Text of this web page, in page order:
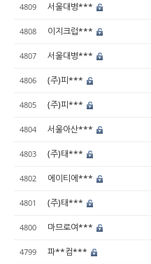
4809 서울대병***
4808 이지크럽***
4807 서울대병***
4806 (주)피***
4805 (주)피***
4804 서울아산***
4803 (주)태***
4802 에이티에***
4801 (주)태***
4800 마므로여***
4799 파**컴***